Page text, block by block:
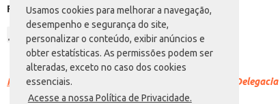
Usamos cookies para melhorar a navegação,
desempenho e segurança do site,
personalizar o conteúdo, exibir anúncios e
obter estatísticas. As permissões podem ser
alteradas, exceto no caso dos cookies
essenciais.
Acesse a nossa Política de Privacidade.
Formas de pagamento
Racismo é crime. Denuncie. Disque 100 ou procure a